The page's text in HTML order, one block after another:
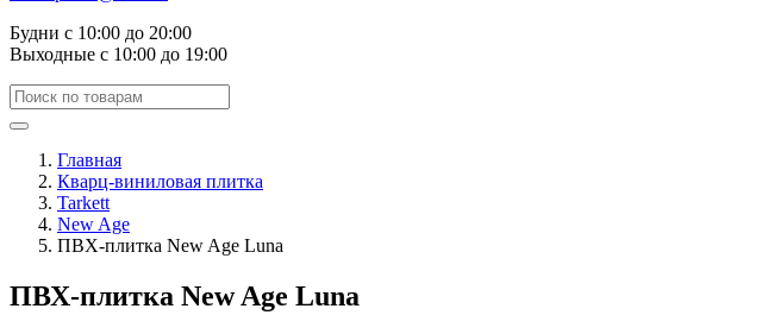
Будни с 10:00 до 20:00
Выходные с 10:00 до 19:00
Главная
Кварц-виниловая плитка
Tarkett
New Age
ПВХ-плитка New Age Luna
ПВХ-плитка New Age Luna